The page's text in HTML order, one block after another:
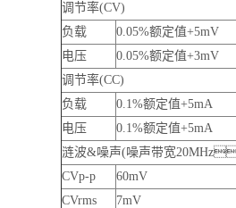
调节率(CV)
负载
0.05%额定值+5mV
电压
0.05%额定值+3mV
调节率(CC)
负载
0.1%额定值+5mA
电压
0.1%额定值+5mA
涟波&噪声(噪声带宽
CVp-p
60mV
CVrms
7mV